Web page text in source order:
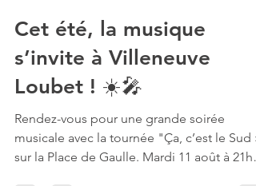
Cet été, la musique
s’invite à Villeneuve
Loubet ! ☀️🎤